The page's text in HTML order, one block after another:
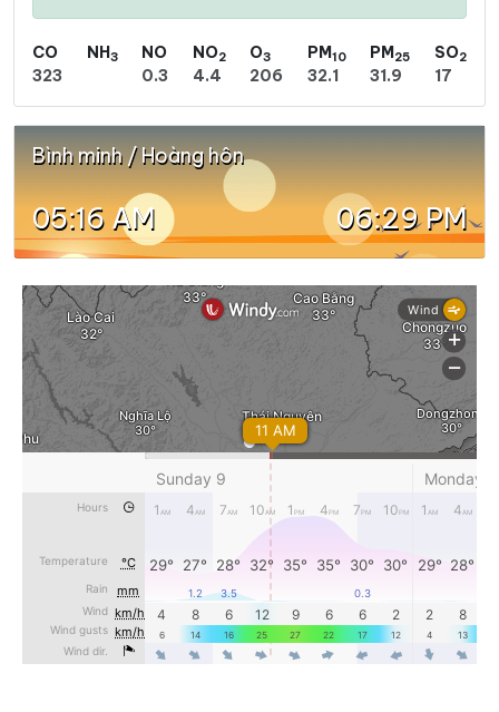
CO
323
NH3
NO
0.3
NO2
4.4
O3
206
PM10
32.1
PM25
31.9
SO2
17
Bình minh / Hoàng hôn
05:16 AM 06:29 PM